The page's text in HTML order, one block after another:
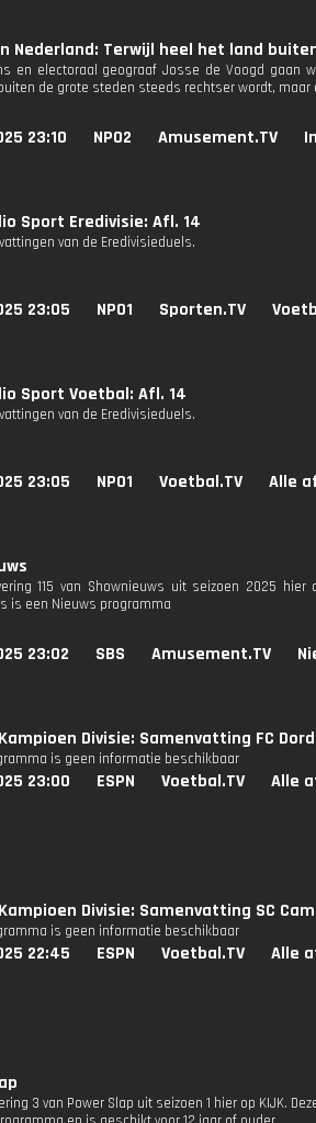
Nederland: Terwijl heel het land
en electoraal geograaf Josse de Voogd gaan
de grote steden steeds rechtser wordt,
23:10 NPO2 Amusement.TV
Sport Eredivisie: Afl. 14
van de Eredivisieduels.
23:05 NPO1 Sporten.TV
Sport Voetbal: Afl. 14
van de Eredivisieduels.
23:05 NPO1 Voetbal.TV Alle
115 van Shownieuws uit seizoen 2025
is een Nieuws programma
23:02 SBS Amusement.TV
Divisie: Samenvatting FC
is geen informatie beschikbaar
23:00 ESPN Voetbal.TV Alle
Divisie: Samenvatting SC
is geen informatie beschikbaar
22:45 ESPN Voetbal.TV Alle
3 van Power Slap uit seizoen 1 hier op KIJK.